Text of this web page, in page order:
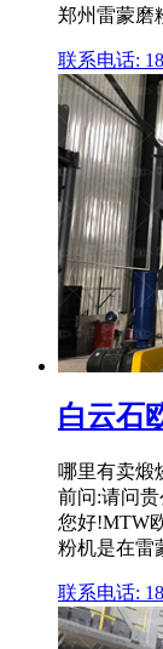
郑州雷蒙磨
联系电话:
白云石
哪里有卖煅
前问:请问
您好!MTW
粉机是在雷
联系电话: